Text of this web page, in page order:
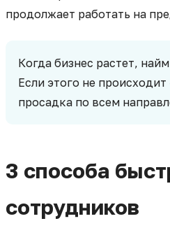
продолжает работать на
Когда бизнес растет,
Если этого не происходит
просадка по всем
3 способа
сотрудников